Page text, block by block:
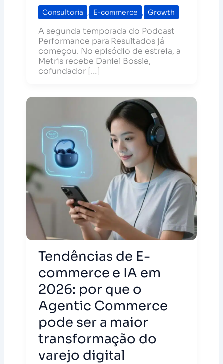
Consultoria , E-commerce , Growth
A segunda temporada do Podcast
Performance para Resultados já
começou. No episódio de estreia, a
Metris recebe Daniel Bossle,
cofundador […]
Tendências de E-
commerce e IA em
2026: por que o
Agentic Commerce
pode ser a maior
transformação do
varejo digital